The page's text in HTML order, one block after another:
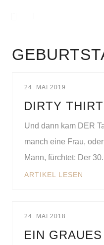
24. MAI 2019
DIRTY
Und dann kam DER
manch eine Frau,
Mann, fürchtet: Der
ARTIKEL LESEN
24. MAI 2018
EIN